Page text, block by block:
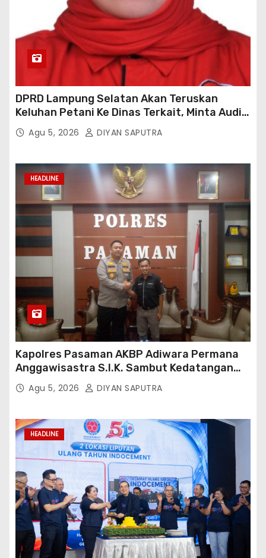
DPRD Lampung Selatan Akan Teruskan
Keluhan Petani Ke Dinas Terkait, Minta Audit
Penyaluran Pupuk Bersubsidi Di Desa Budi
Lestari
Agu 5, 2026 DIYAN SAPUTRA
HEADLINE
Kapolres Pasaman AKBP Adiwara Permana
Anggawisastra S.I.K. Sambut Kedatangan
Kepala Cakrawala Tv Sumatera Barat
Agu 5, 2026 DIYAN SAPUTRA
HEADLINE